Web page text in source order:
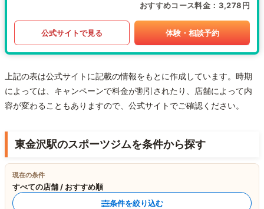
おすすめコース料金 3,278円
公式サイトで見る 体験・相談予約
上記の表は公式サイトに記載の情報をもとに作成しています。時期
によっては、キャンペーンで料金が割引されたり、店舗によって内
容が変わることもありますので、公式サイトでご確認ください。
東金沢駅のスポーツジムを条件から探す
現在の条件
すべての店舗 / おすすめ順
条件を絞り込む